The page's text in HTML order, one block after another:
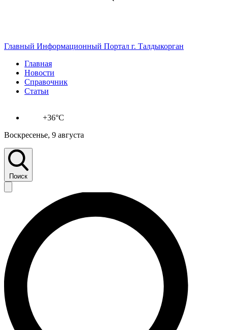
Главный Информационный Портал г. Талдыкорган
Главная
Новости
Справочник
Статьи
+36°C
Воскресенье, 9 августа
Поиск